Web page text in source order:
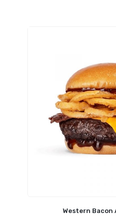
Western Bacon